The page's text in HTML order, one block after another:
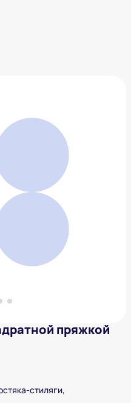
пряжкой Tommy
₽
пряжкой
стиляги,